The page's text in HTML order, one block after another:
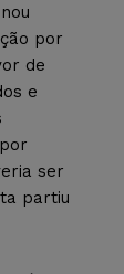
por
de
e
ser
partiu